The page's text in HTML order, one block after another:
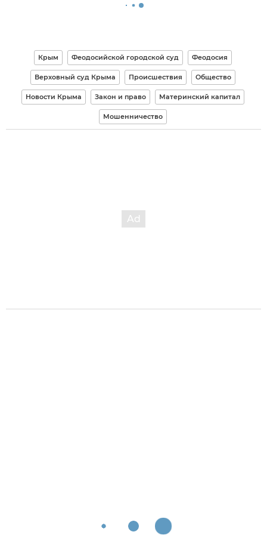
Крым Феодосийской городской суд Феодосия
Верховный суд Крыма Происшествия Общество
Новости Крыма Закон и право Материнский капитал
Мошенничество